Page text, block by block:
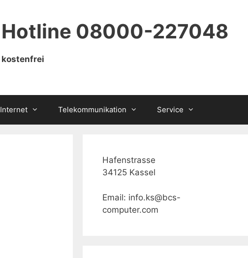
Hotline 08000-227048
kostenfrei
Internet Telekommunikation Service
Hafenstrasse
34125 Kassel
Email: info.ks@bcs-
computer.com